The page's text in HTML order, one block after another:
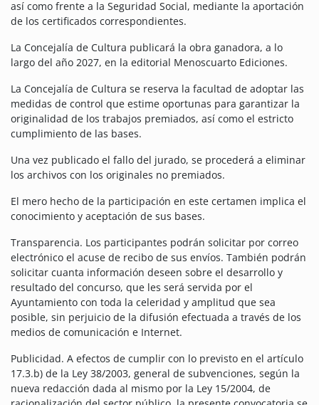
así como frente a la Seguridad Social, mediante la aportación
de los certificados correspondientes.
La Concejalía de Cultura publicará la obra ganadora, a lo
largo del año 2027, en la editorial Menoscuarto Ediciones.
La Concejalía de Cultura se reserva la facultad de adoptar las
medidas de control que estime oportunas para garantizar la
originalidad de los trabajos premiados, así como el estricto
cumplimiento de las bases.
Una vez publicado el fallo del jurado, se procederá a eliminar
los archivos con los originales no premiados.
El mero hecho de la participación en este certamen implica el
conocimiento y aceptación de sus bases.
Transparencia. Los participantes podrán solicitar por correo
electrónico el acuse de recibo de sus envíos. También podrán
solicitar cuanta información deseen sobre el desarrollo y
resultado del concurso, que les será servida por el
Ayuntamiento con toda la celeridad y amplitud que sea
posible, sin perjuicio de la difusión efectuada a través de los
medios de comunicación e Internet.
Publicidad. A efectos de cumplir con lo previsto en el artículo
17.3.b) de la Ley 38/2003, general de subvenciones, según la
nueva redacción dada al mismo por la Ley 15/2004, de